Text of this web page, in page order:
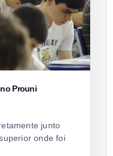
Prouni
junto
onde foi